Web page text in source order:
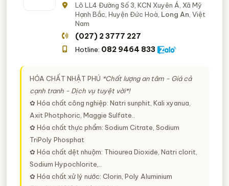
Lô LL4 Đường Số 3, KCN Xuyên Á, Xã Mỹ
Hạnh Bắc, Huyện Đức Hoà, Long An , Việt
Nam
(027) 2 3777 227
Hotline: 082 9464 833
HÓA CHẤT NHẬT PHÚ *Chất lượng an tâm - Giá cả
cạnh tranh - Dịch vụ tuyệt vời*!
✿ Hóa chất công nghiệp: Natri sunphit, Kali xyanua,
Axit Photphoric, Maggie Sulfate..
✿ Hóa chất thực phẩm: Sodium Citrate, Sodium
TriPoly Phosphat
✿ Hóa chất dệt nhuộm: Thiourea Dioxide, Natri clorit,
Sodium Hypochlorite,..
✿ Hóa chất xử lý nước: Clorin, Poly Aluminium